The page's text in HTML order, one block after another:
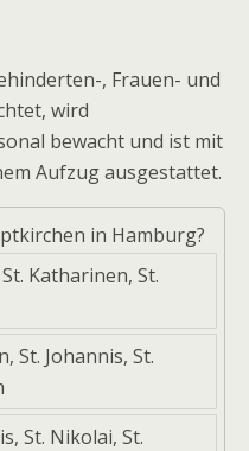
, Frauen- und
wird
bewacht und ist mit
Aufzug ausgestattet.
in Hamburg?
Katharinen, St.
St. Johannis, St.
St. Nikolai, St.